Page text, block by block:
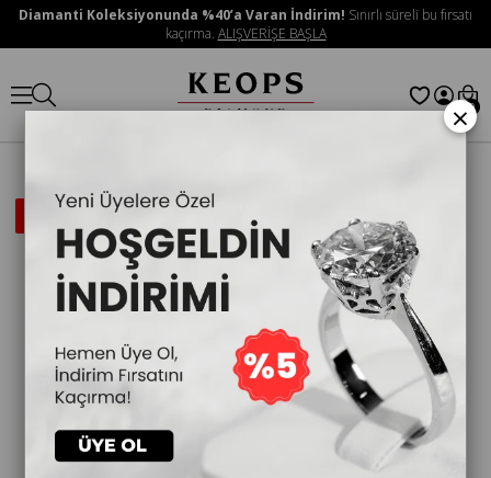
Diamanti Koleksiyonunda %40’a Varan İndirim! Sınırlı süreli bu fırsatı
kaçırma. ALIŞVERİŞE BAŞLA
0
İNDIRIMLI
×